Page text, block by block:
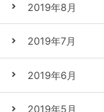
2019年8月
2019年7月
2019年6月
2019年5月